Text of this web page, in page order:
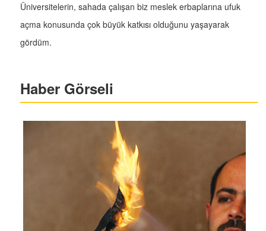
Üniversitelerin, sahada çalışan biz meslek erbaplarına ufuk
açma konusunda çok büyük katkısı olduğunu yaşayarak
gördüm.
Haber Görseli